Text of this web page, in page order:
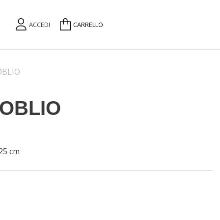
ACCEDI CARRELLO
cm